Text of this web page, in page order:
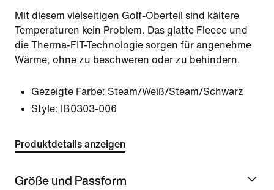
Mit diesem vielseitigen Golf-Oberteil sind kältere
Temperaturen kein Problem. Das glatte Fleece und
die Therma-FIT-Technologie sorgen für angenehme
Wärme, ohne zu beschweren oder zu behindern.
Gezeigte Farbe: Steam/Weiß/Steam/Schwarz
Style:
IB0303-006
Produktdetails anzeigen
Größe und Passform